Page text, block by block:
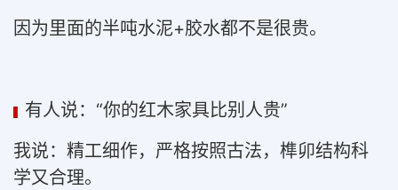
因为里面的半吨水泥+胶水都不是很贵。
有人说：“你的红木家具比别人贵”
我说：精工细作，严格按照古法，榫卯结构科
学又合理。